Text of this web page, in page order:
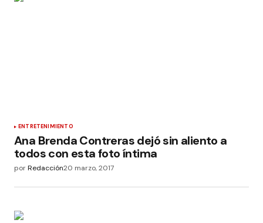
ENTRETENIMIENTO
Ana Brenda Contreras dejó sin aliento a
todos con esta foto íntima
porRedacción20 marzo, 2017